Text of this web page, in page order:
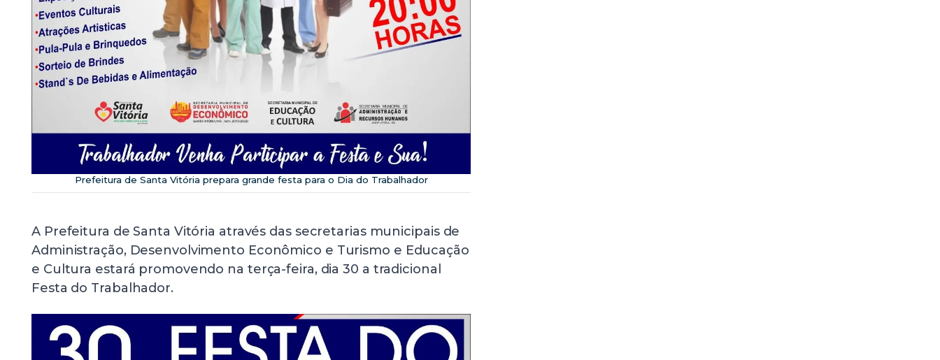
Prefeitura de Santa Vitória prepara grande festa para o Dia do Trabalhador
A Prefeitura de Santa Vitória através das secretarias municipais de
Administração, Desenvolvimento Econômico e Turismo e Educação
e Cultura estará promovendo na terça-feira, dia 30 a tradicional
Festa do Trabalhador.